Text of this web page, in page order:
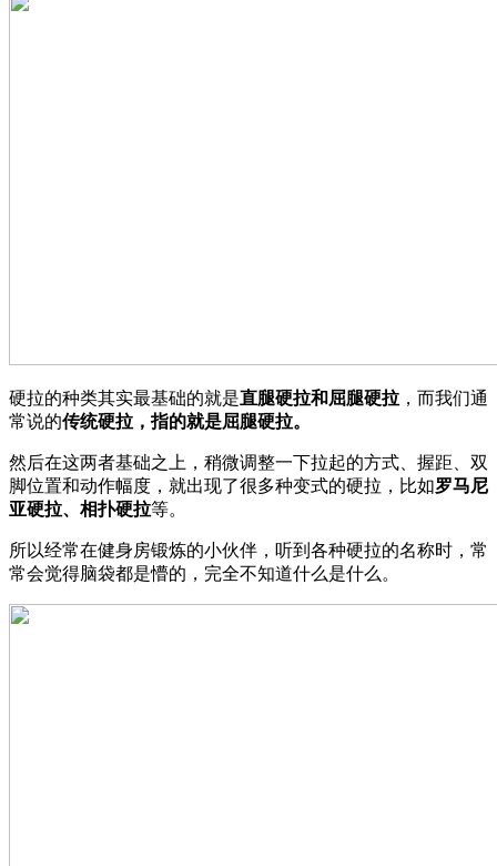
硬拉的种类其实最基础的就是直腿硬拉和屈腿硬拉 ，而我们通
常说的传统硬拉，指的就是屈腿硬拉。
然后在这两者基础之上，稍微调整一下拉起的方式、握距、双
脚位置和动作幅度，就出现了很多种变式的硬拉，比如罗马尼
亚硬拉、相扑硬拉等。
所以经常在健身房锻炼的小伙伴，听到各种硬拉的名称时，常
常会觉得脑袋都是懵的，完全不知道什么是什么。